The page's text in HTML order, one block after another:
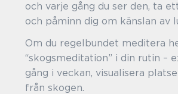
och varje gång du ser den, ta
och påminn dig om känslan av
Om du regelbundet meditera
“skogsmeditation” i din rutin –
gång i veckan, visualisera
från skogen.